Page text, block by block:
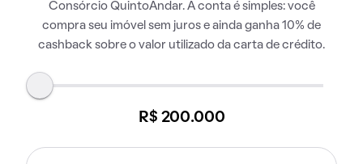
Consórcio QuintoAndar. A conta é simples: você
compra seu imóvel sem juros e ainda ganha 10% de
cashback sobre o valor utilizado da carta de crédito.
R$ 200.000